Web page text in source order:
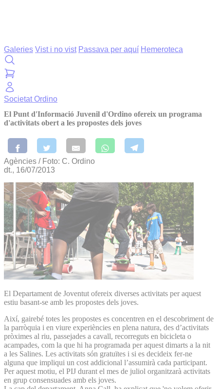
Galeries Vist i no vist Passava per aquí Hemeroteca
SocietatOrdino
El Punt d'Informació Juvenil d'Ordino ofereix un programa
d'activitats obert a les propostes dels joves
Agències / Foto: C. Ordino
dt., 16/07/2013
El Departament de Joventut ofereix diverses activitats per aquest
estiu basant-se amb les propostes dels joves.
Així, gairebé totes les propostes es concentren en el descobriment de
la parròquia i en viure experiències en plena natura, des d’activitats
pròximes al riu, passejades a cavall, recorreguts en bicicleta o
acampades, com la que hi ha programada per aquest dimarts a la nit
a les Salines. Les activitats són gratuïtes i si es decideix fer-ne
alguna que impliqui un cost addicional l’assumirà cada participant.
Per aquest motiu, el PIJ durant el mes de juliol organitzarà activitats
en grup consensuades amb els joves.